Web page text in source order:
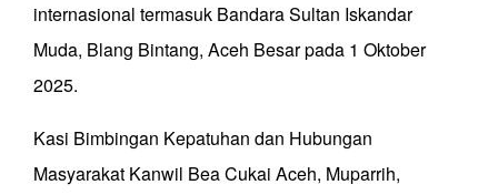
internasional termasuk Bandara Sultan Iskandar
Muda, Blang Bintang, Aceh Besar pada 1 Oktober
2025.
Kasi Bimbingan Kepatuhan dan Hubungan
Masyarakat Kanwil Bea Cukai Aceh, Muparrih,